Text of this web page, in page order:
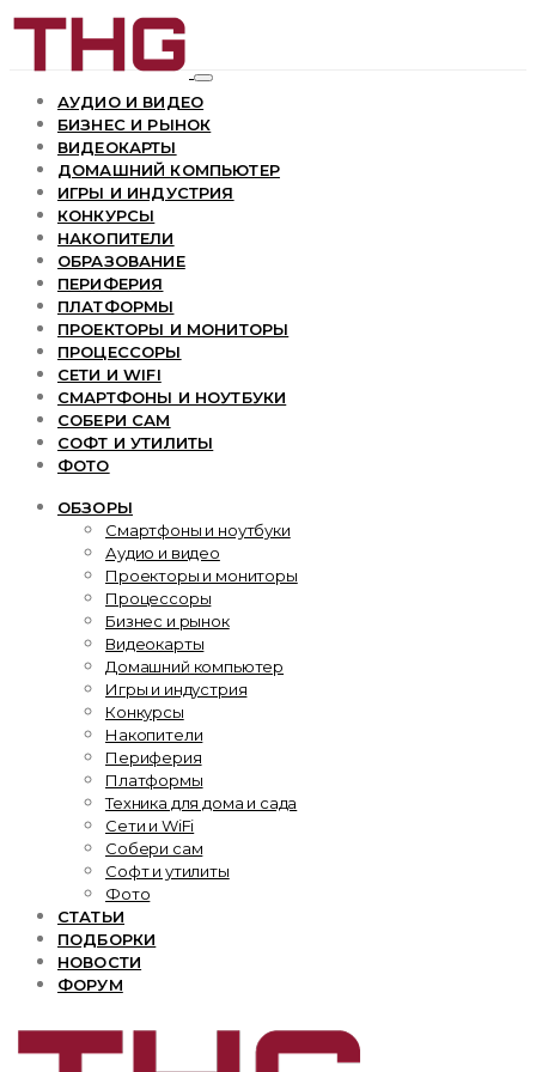
АУДИО И ВИДЕО
БИЗНЕС И РЫНОК
ВИДЕОКАРТЫ
ДОМАШНИЙ КОМПЬЮТЕР
ИГРЫ И ИНДУСТРИЯ
КОНКУРСЫ
НАКОПИТЕЛИ
ОБРАЗОВАНИЕ
ПЕРИФЕРИЯ
ПЛАТФОРМЫ
ПРОЕКТОРЫ И МОНИТОРЫ
ПРОЦЕССОРЫ
СЕТИ И WIFI
СМАРТФОНЫ И НОУТБУКИ
СОБЕРИ САМ
СОФТ И УТИЛИТЫ
ФОТО
ОБЗОРЫ
Смартфоны и ноутбуки
Аудио и видео
Проекторы и мониторы
Процессоры
Бизнес и рынок
Видеокарты
Домашний компьютер
Игры и индустрия
Конкурсы
Накопители
Периферия
Платформы
Техника для дома и сада
Сети и WiFi
Собери сам
Софт и утилиты
Фото
СТАТЬИ
ПОДБОРКИ
НОВОСТИ
ФОРУМ